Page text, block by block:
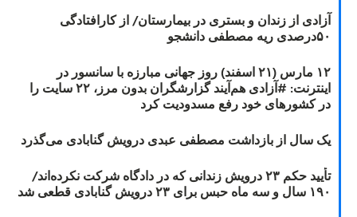
آزادی از زندان و بستری در بیمارستان/ از کارافتادگی
۵۰درصدی ریه مصطفی دانشجو
۱۲ مارس (۲۱ اسفند) روز جهانی مبارزه با سانسور در
اینترنت: #آزادی هم‌آیند گزارشگران‌ بدون مرز، ۲۲ سایت را
در کشورهای خود رفع مسدودیت کرد
یک سال از بازداشت مصطفی عبدی درویش گنابادی می‌گذرد
تأیید حکم ۲۳ درویش زندانی که در دادگاه شرکت نکرده‌اند/
۱۹۰ سال و سه ماه حبس برای ۲۳ درویش گنابادی قطعی شد